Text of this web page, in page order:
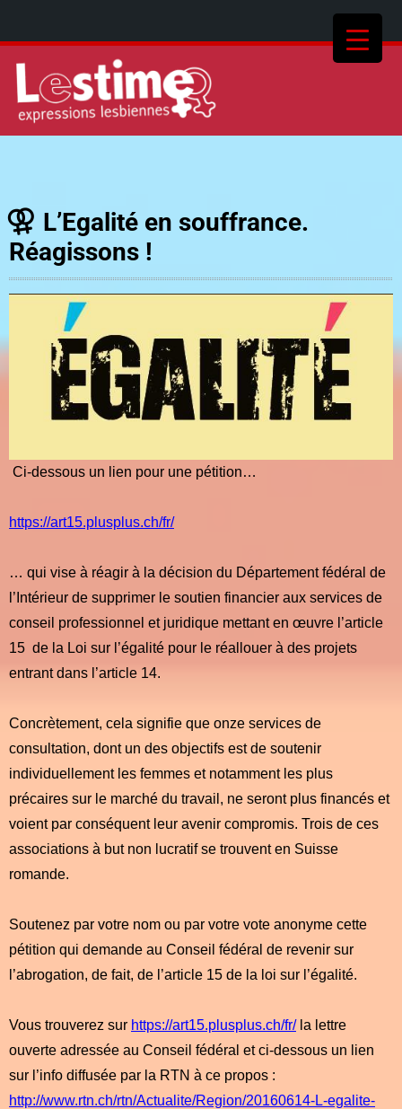
L’Egalité en souffrance.
Réagissons !
Ci-dessous un lien pour une pétition…
https://art15.plusplus.ch/fr/
… qui vise à réagir à la décision du Département fédéral de
l’Intérieur de supprimer le soutien financier aux services de
conseil professionnel et juridique mettant en œuvre l’article
15 de la Loi sur l’égalité pour le réallouer à des projets
entrant dans l’article 14.
Concrètement, cela signifie que onze services de
consultation, dont un des objectifs est de soutenir
individuellement les femmes et notamment les plus
précaires sur le marché du travail, ne seront plus financés et
voient par conséquent leur avenir compromis. Trois de ces
associations à but non lucratif se trouvent en Suisse
romande.
Soutenez par votre nom ou par votre vote anonyme cette
pétition qui demande au Conseil fédéral de revenir sur
l’abrogation, de fait, de l’article 15 de la loi sur l’égalité.
Vous trouverez sur https://art15.plusplus.ch/fr/la lettre
ouverte adressée au Conseil fédéral et ci-dessous un lien
sur l’info diffusée par la RTN à ce propos :
http://www.rtn.ch/rtn/Actualite/Region/20160614-L-egalite-